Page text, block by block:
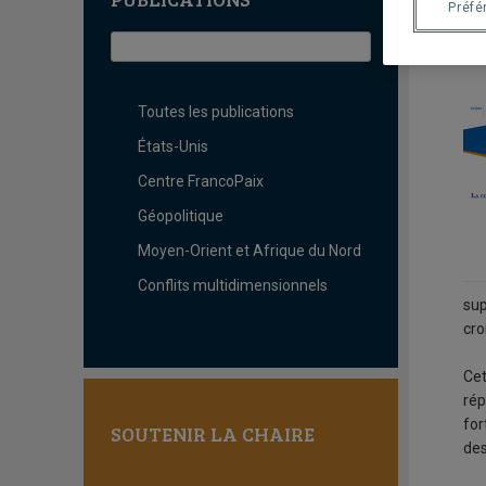
Toutes les publications
États-Unis
Centre FrancoPaix
Géopolitique
Moyen-Orient et Afrique du Nord
Conflits multidimensionnels
SOUTENIR LA CHAIRE